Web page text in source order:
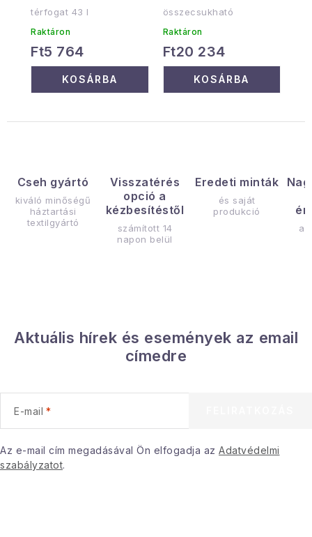
Cseh gyártó
kiváló minőségű
háztartási
textilgyártó
Visszatérés
opció a
kézbesítéstől
számított 14
napon belül
Eredeti minták
és saját
produkció
térfogat 43 l
Raktáron
Ft5 764
KOSÁRBA
összecsukható
Raktáron
Ft20 234
KOSÁRBA
Aktuális hírek és események az email
címedre
E-mail
Az e-mail cím megadásával Ön elfogadja az Adatvédelmi
szabályzatot.